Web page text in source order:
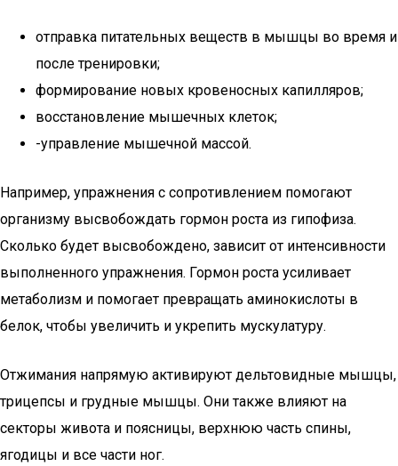
отправка питательных веществ в мышцы во время и
после тренировки;
формирование новых кровеносных капилляров;
восстановление мышечных клеток;
-управление мышечной массой.
Например, упражнения с сопротивлением помогают
организму высвобождать гормон роста из гипофиза.
Сколько будет высвобождено, зависит от интенсивности
выполненного упражнения. Гормон роста усиливает
метаболизм и помогает превращать аминокислоты в
белок, чтобы увеличить и укрепить мускулатуру.
Отжимания напрямую активируют дельтовидные мышцы,
трицепсы и грудные мышцы. Они также влияют на
секторы живота и поясницы, верхнюю часть спины,
ягодицы и все части ног.